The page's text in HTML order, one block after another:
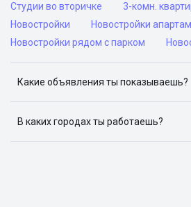
Студии во вторичке
3-комн.
Новостройки
Новостройки
Новостройки рядом с парком
Какие объявления ты показываешь?
объявлений: ЦИАН, Домклик,
Авито, Самолет.Плюс.
В каких городах ты работаешь?